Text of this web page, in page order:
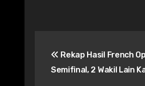
navigation
Rekap Hasil French
Semifinal, 2 Wakil Lain